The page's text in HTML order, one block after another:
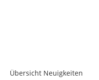
Übersicht Neuigkeiten